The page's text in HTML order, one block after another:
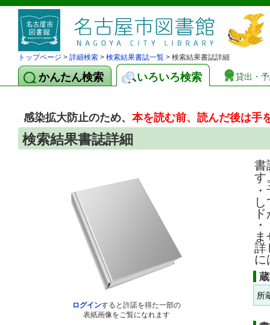
トップページ > 詳細検索 > 検索結果書誌一覧 > 検索結果書誌詳細
かんたん検索 いろいろ検索 貸出・
感染拡大防止のため、本を読む前、読んだ後は手
検索結果書誌詳細
ログインすると許諾を得た一部の
表紙画像をご覧になれます
書
す
詳
に
所